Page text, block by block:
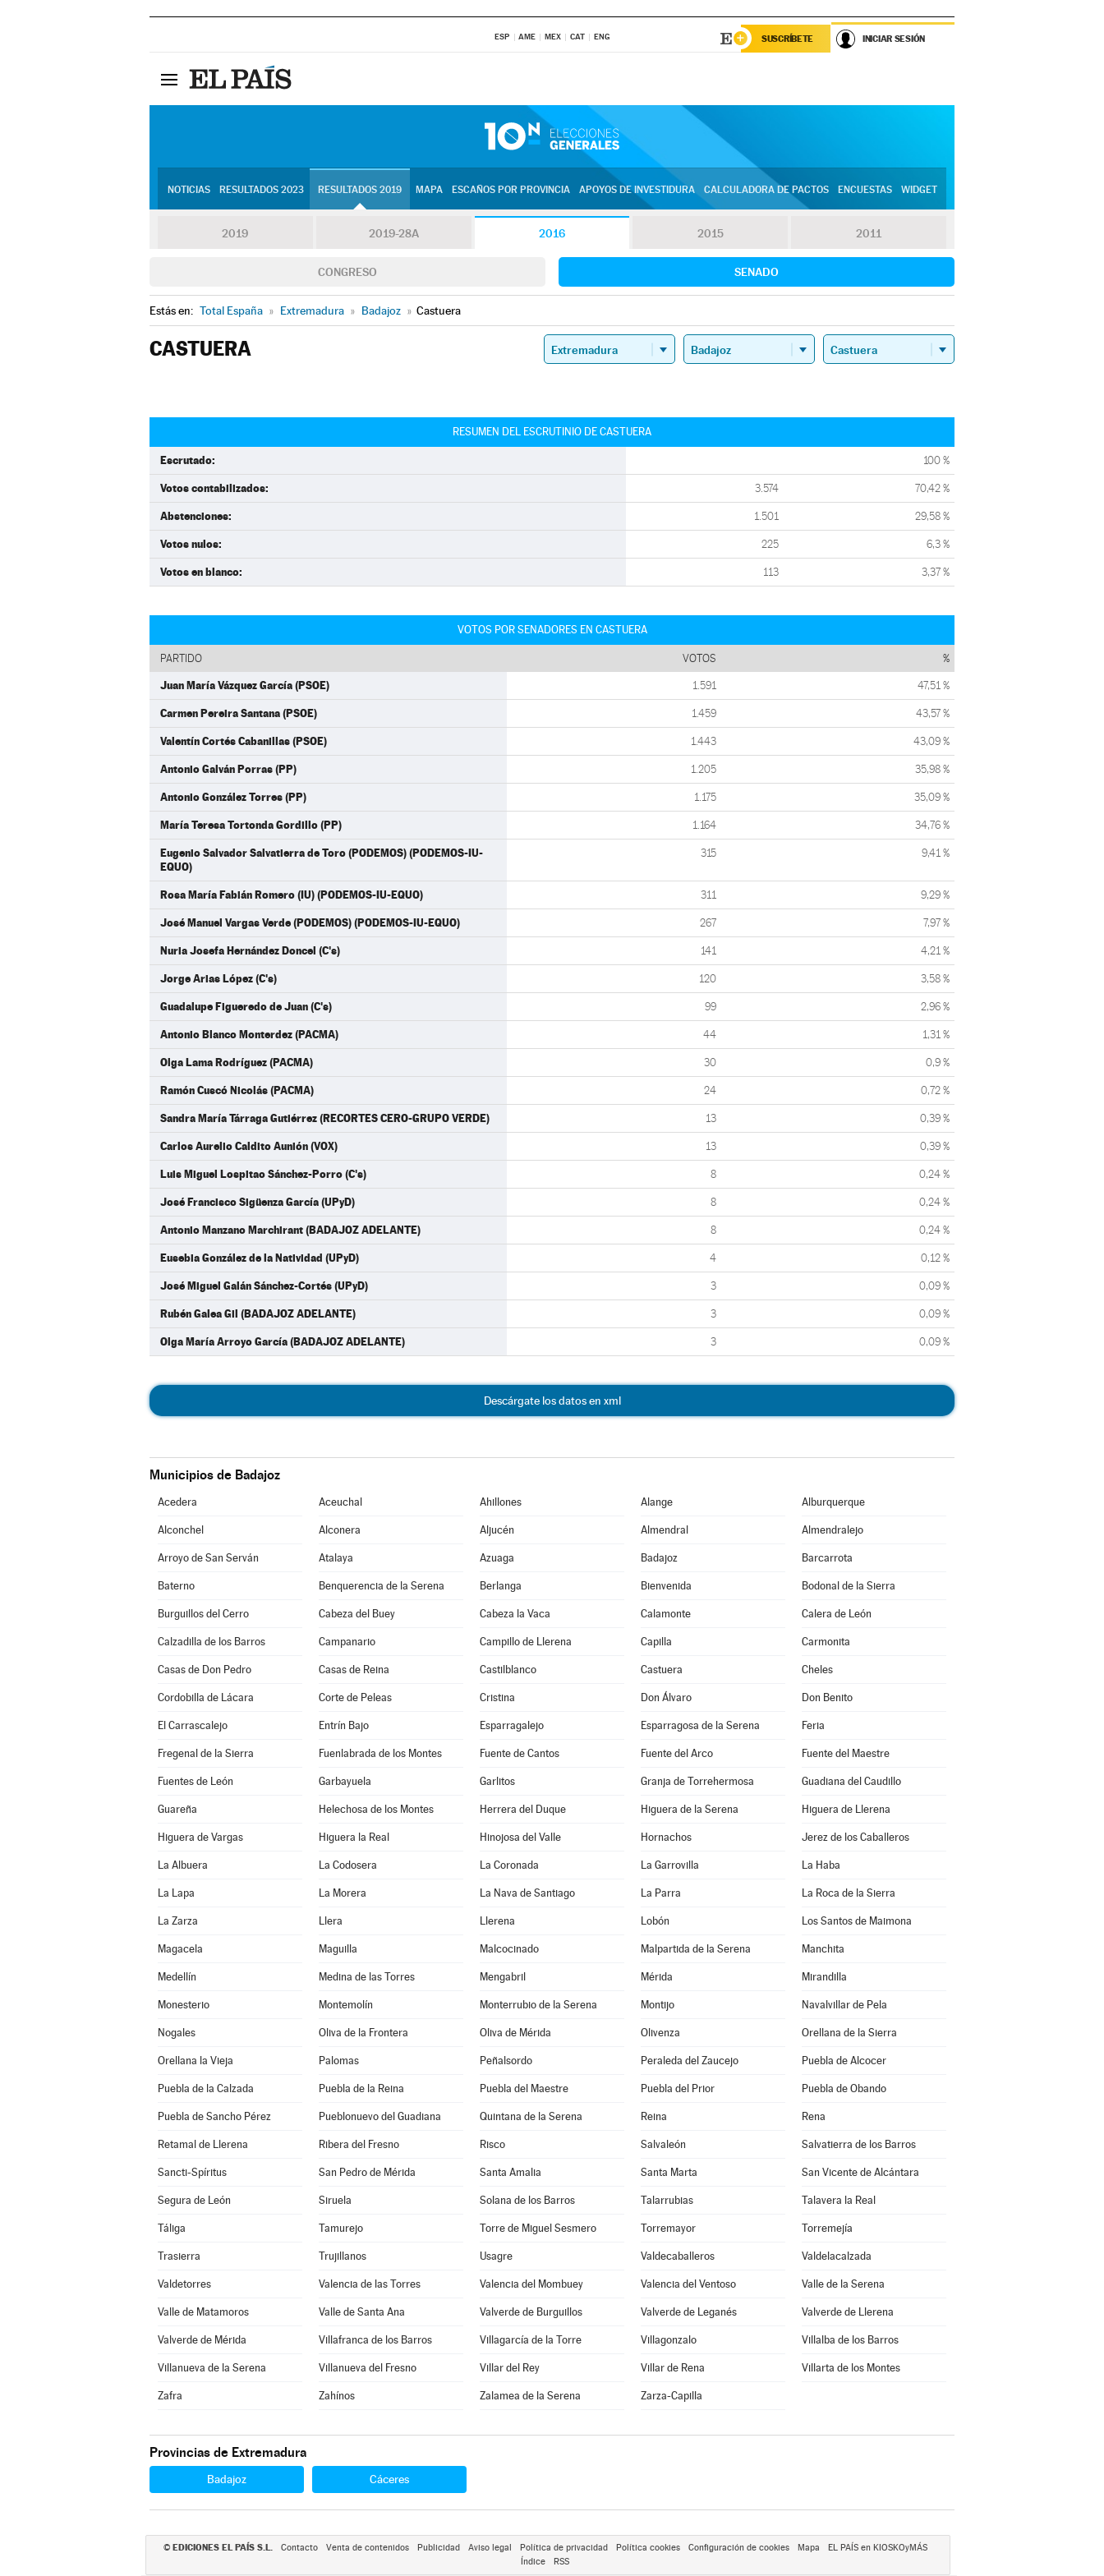
ESP AME MEX CAT ENG SUSCRÍBETE INICIAR SESIÓN
NOTICIAS RESULTADOS 2023 RESULTADOS 2019 MAPA ESCAÑOS POR PROVINCIA APOYOS DE INVESTIDURA CALCULADORA DE PACTOS ENCUESTAS WIDGET
2019 2019-28A 2016 2015 2011
CONGRESO SENADO
Estás en: Total España » Extremadura » Badajoz » Castuera
CASTUERA
RESUMEN DEL ESCRUTINIO DE CASTUERA
Escrutado: 100 %
Votos contabilizados: 3.574 70,42 %
Abstenciones: 1.501 29,58 %
Votos nulos: 225 6,3 %
Votos en blanco: 113 3,37 %
VOTOS POR SENADORES EN CASTUERA
PARTIDO VOTOS %
Juan María Vázquez García (PSOE) 1.591 47,51 %
Carmen Pereira Santana (PSOE) 1.459 43,57 %
Valentín Cortés Cabanillas (PSOE) 1.443 43,09 %
Antonio Galván Porras (PP) 1.205 35,98 %
Antonio González Torres (PP) 1.175 35,09 %
María Teresa Tortonda Gordillo (PP) 1.164 34,76 %
Eugenio Salvador Salvatierra de Toro (PODEMOS) (PODEMOS-IU-
EQUO)
315 9,41 %
Rosa María Fabián Romero (IU) (PODEMOS-IU-EQUO) 311 9,29 %
José Manuel Vargas Verde (PODEMOS) (PODEMOS-IU-EQUO) 267 7,97 %
Nuria Josefa Hernández Doncel (C's) 141 4,21 %
Jorge Arias López (C's) 120 3,58 %
Guadalupe Figueredo de Juan (C's) 99 2,96 %
Antonio Blanco Monterdez (PACMA) 44 1,31 %
Olga Lama Rodríguez (PACMA) 30 0,9 %
Ramón Cuscó Nicolás (PACMA) 24 0,72 %
Sandra María Tárraga Gutiérrez (RECORTES CERO-GRUPO VERDE) 13 0,39 %
Carlos Aurelio Caldito Aunión (VOX) 13 0,39 %
Luis Miguel Lospitao Sánchez-Porro (C's) 8 0,24 %
José Francisco Sigüenza García (UPyD) 8 0,24 %
Antonio Manzano Marchirant (BADAJOZ ADELANTE) 8 0,24 %
Eusebia González de la Natividad (UPyD) 4 0,12 %
José Miguel Galán Sánchez-Cortés (UPyD) 3 0,09 %
Rubén Galea Gil (BADAJOZ ADELANTE) 3 0,09 %
Olga María Arroyo García (BADAJOZ ADELANTE) 3 0,09 %
Descárgate los datos en xml
Municipios de Badajoz
Acedera Aceuchal Ahillones Alange Alburquerque
Alconchel Alconera Aljucén Almendral Almendralejo
Arroyo de San Serván Atalaya Azuaga Badajoz Barcarrota
Baterno Benquerencia de la Serena Berlanga Bienvenida Bodonal de la Sierra
Burguillos del Cerro Cabeza del Buey Cabeza la Vaca Calamonte Calera de León
Calzadilla de los Barros Campanario Campillo de Llerena Capilla Carmonita
Casas de Don Pedro Casas de Reina Castilblanco Castuera Cheles
Cordobilla de Lácara Corte de Peleas Cristina Don Álvaro Don Benito
El Carrascalejo Entrín Bajo Esparragalejo Esparragosa de la Serena Feria
Fregenal de la Sierra Fuenlabrada de los Montes Fuente de Cantos Fuente del Arco Fuente del Maestre
Fuentes de León Garbayuela Garlitos Granja de Torrehermosa Guadiana del Caudillo
Guareña Helechosa de los Montes Herrera del Duque Higuera de la Serena Higuera de Llerena
Higuera de Vargas Higuera la Real Hinojosa del Valle Hornachos Jerez de los Caballeros
La Albuera La Codosera La Coronada La Garrovilla La Haba
La Lapa La Morera La Nava de Santiago La Parra La Roca de la Sierra
La Zarza Llera Llerena Lobón Los Santos de Maimona
Magacela Maguilla Malcocinado Malpartida de la Serena Manchita
Medellín Medina de las Torres Mengabril Mérida Mirandilla
Monesterio Montemolín Monterrubio de la Serena Montijo Navalvillar de Pela
Nogales Oliva de la Frontera Oliva de Mérida Olivenza Orellana de la Sierra
Orellana la Vieja Palomas Peñalsordo Peraleda del Zaucejo Puebla de Alcocer
Puebla de la Calzada Puebla de la Reina Puebla del Maestre Puebla del Prior Puebla de Obando
Puebla de Sancho Pérez Pueblonuevo del Guadiana Quintana de la Serena Reina Rena
Retamal de Llerena Ribera del Fresno Risco Salvaleón Salvatierra de los Barros
Sancti-Spíritus San Pedro de Mérida Santa Amalia Santa Marta San Vicente de Alcántara
Segura de León Siruela Solana de los Barros Talarrubias Talavera la Real
Táliga Tamurejo Torre de Miguel Sesmero Torremayor Torremejía
Trasierra Trujillanos Usagre Valdecaballeros Valdelacalzada
Valdetorres Valencia de las Torres Valencia del Mombuey Valencia del Ventoso Valle de la Serena
Valle de Matamoros Valle de Santa Ana Valverde de Burguillos Valverde de Leganés Valverde de Llerena
Valverde de Mérida Villafranca de los Barros Villagarcía de la Torre Villagonzalo Villalba de los Barros
Villanueva de la Serena Villanueva del Fresno Villar del Rey Villar de Rena Villarta de los Montes
Zafra Zahínos Zalamea de la Serena Zarza-Capilla
Provincias de Extremadura
Badajoz Cáceres
© EDICIONES EL PAÍS S.L. Contacto Venta de contenidos Publicidad Aviso legal Política de privacidad Política cookies Configuración de cookies Mapa
EL PAÍS en KIOSKOyMÁS
Índice
RSS